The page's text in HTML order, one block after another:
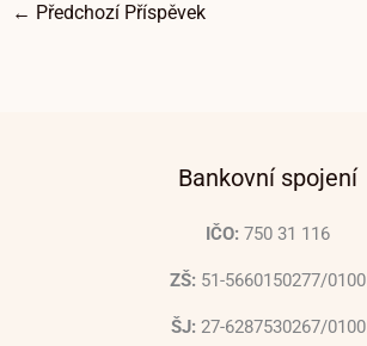
← Předchozí Příspěvek
Bankovní spojení
IČO: 750 31 116
ZŠ: 51-5660150277/0100
ŠJ: 27-6287530267/0100